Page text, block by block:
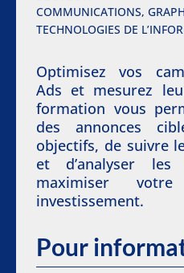
COMMUNICATIONS,
TECHNOLOGIES DE
Optimisez vos
Ads et mesurez
formation vous
des annonces
objectifs, de suivre
et d’analyser les
maximiser
investissement.
Pour